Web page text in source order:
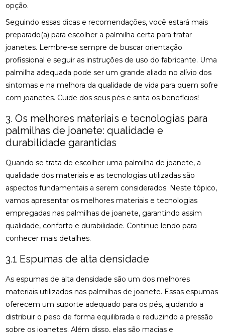
opção.
Seguindo essas dicas e recomendações, você estará mais
preparado(a) para escolher a palmilha certa para tratar
joanetes. Lembre-se sempre de buscar orientação
profissional e seguir as instruções de uso do fabricante. Uma
palmilha adequada pode ser um grande aliado no alívio dos
sintomas e na melhora da qualidade de vida para quem sofre
com joanetes. Cuide dos seus pés e sinta os benefícios!
3. Os melhores materiais e tecnologias para
palmilhas de joanete: qualidade e
durabilidade garantidas
Quando se trata de escolher uma palmilha de joanete, a
qualidade dos materiais e as tecnologias utilizadas são
aspectos fundamentais a serem considerados. Neste tópico,
vamos apresentar os melhores materiais e tecnologias
empregadas nas palmilhas de joanete, garantindo assim
qualidade, conforto e durabilidade. Continue lendo para
conhecer mais detalhes.
3.1 Espumas de alta densidade
As espumas de alta densidade são um dos melhores
materiais utilizados nas palmilhas de joanete. Essas espumas
oferecem um suporte adequado para os pés, ajudando a
distribuir o peso de forma equilibrada e reduzindo a pressão
sobre os joanetes. Além disso, elas são macias e
PARA VOCÊ
COMO FUNCIONA A CONSULTA COM UM
ACUPUNTURISTA E O QUE ESPERAR
COMO MELHORAR O ATENDIMENTO DA SUA
CLÍNICA?
CONSULTA COM ACUPUNTURISTA: O QUE ESPERAR
PRÁTICAS
PLANTAR PODE ALIVIAR SUAS DORES
DESCUBRA COMO A QUIROPRAXIA E A
FISIOTERAPIA PODEM TRANSFORMAR SUA SAÚDE
TRANSFORMAR SUA SAÚDE
COMO ESCOLHER A IDEAL
DESCUBRA O PREÇO DA PALMILHA ORTOPÉDICA E
COMO ESCOLHER A MELHOR